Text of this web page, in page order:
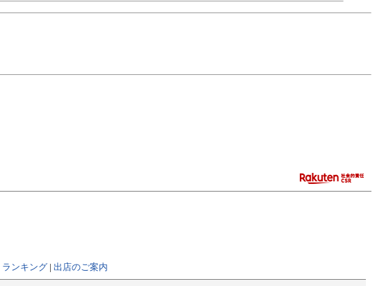
ランキング| 出店のご案内